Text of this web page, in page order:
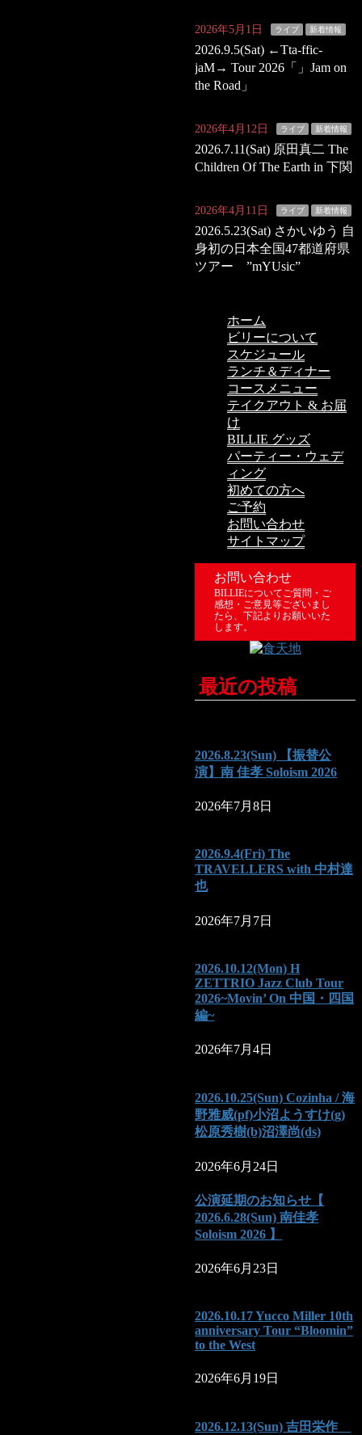
2026年5月1日 ライブ 新着情報
2026.9.5(Sat) ←Tta-ffic-
jaM→ Tour 2026「」Jam on
the Road」
2026年4月12日 ライブ 新着情報
2026.7.11(Sat) 原田真二 The
Children Of The Earth in 下関
2026年4月11日 ライブ 新着情報
2026.5.23(Sat) さかいゆう 自
身初の日本全国47都道府県
ツアー ”mYUsic”
ホーム
ビリーについて
スケジュール
ランチ＆ディナー
コースメニュー
テイクアウト & お届
け
BILLIE グッズ
パーティー・ウェデ
ィング
初めての方へ
ご予約
お問い合わせ
サイトマップ
お問い合わせ
BILLIEについてご質問・ご
感想・ご意見等ございまし
たら、下記よりお願いいた
します。
最近の投稿
2026.8.23(Sun) 【振替公
演】南 佳孝 Soloism 2026
2026年7月8日
2026.9.4(Fri) The
TRAVELLERS with 中村達
也
2026年7月7日
2026.10.12(Mon) H
ZETTRIO Jazz Club Tour
2026~Movin’ On 中国・四国
編~
2026年7月4日
2026.10.25(Sun) Cozinha / 海
野雅威(pf)小沼ようすけ(g)
松原秀樹(b)沼澤尚(ds)
2026年6月24日
公演延期のお知らせ【
2026.6.28(Sun) 南佳孝
Soloism 2026 】
2026年6月23日
2026.10.17 Yucco Miller 10th
anniversary Tour “Bloomin”
to the West
2026年6月19日
2026.12.13(Sun) 吉田栄作